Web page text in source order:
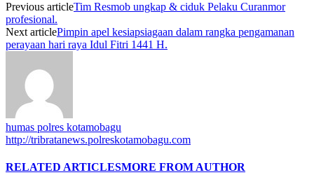
Previous articleTim Resmob ungkap & ciduk Pelaku Curanmor
profesional.
Next articlePimpin apel kesiapsiagaan dalam rangka pengamanan
perayaan hari raya Idul Fitri 1441 H.
humas polres kotamobagu
http://tribratanews.polreskotamobagu.com
RELATED ARTICLESMORE FROM AUTHOR